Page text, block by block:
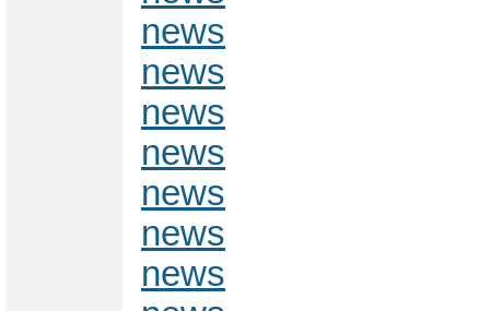
news
news
news
news
news
news
news